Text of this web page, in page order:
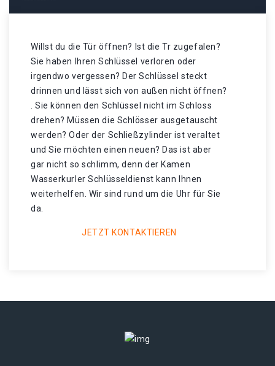
Willst du die Tür öffnen? Ist die Tr zugefalen?
Sie haben Ihren Schlüssel verloren oder
irgendwo vergessen? Der Schlüssel steckt
drinnen und lässt sich von außen nicht öffnen?
. Sie können den Schlüssel nicht im Schloss
drehen? Müssen die Schlösser ausgetauscht
werden? Oder der Schließzylinder ist veraltet
und Sie möchten einen neuen? Das ist aber
gar nicht so schlimm, denn der Kamen
Wasserkurler Schlüsseldienst kann Ihnen
weiterhelfen. Wir sind rund um die Uhr für Sie
da.
JETZT KONTAKTIEREN